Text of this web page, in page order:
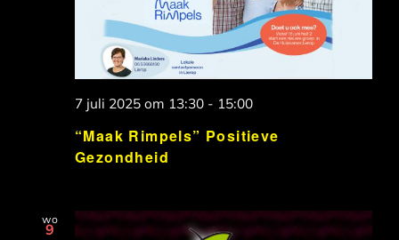
“Maak Rimpels” Positieve
Gezondheid
7 juli 2025 om 13:30 - 15:00
wo
9